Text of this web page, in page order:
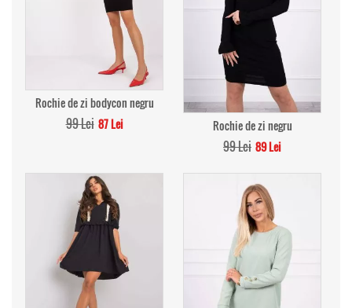
Rochie de zi bodycon negru
99 Lei 87 Lei Rochie de zi negru
99 Lei 89 Lei